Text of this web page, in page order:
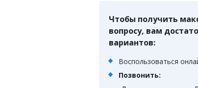
Чтобы получить
вопросу, вам
вариантов:
Воспользоваться
Позвонить: